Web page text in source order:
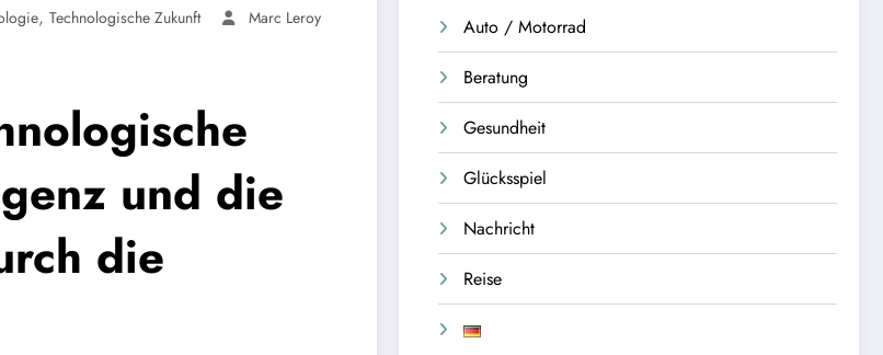
, Technologische Zukunft
Marc Leroy
und die
die
Auto / Motorrad
Beratung
Gesundheit
Glücksspiel
Nachricht
Reise